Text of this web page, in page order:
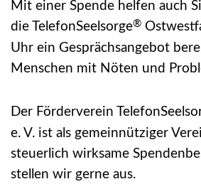
Mit einer Spende helfen auch
die TelefonSeelsorge®
Uhr ein Gesprächsangebot
Menschen mit Nöten und
Der Förderverein
e. V. ist als gemeinnütziger
steuerlich wirksame
stellen wir gerne aus.